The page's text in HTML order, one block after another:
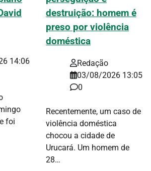
14:06
foi
destruição: homem é
preso por violência
doméstica
Redação
03/08/2026 13:05
0
Recentemente, um caso de
violência doméstica
chocou a cidade de
Urucará. Um homem de
28…